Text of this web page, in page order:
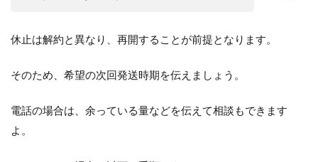
休止は解約と異なり、再開することが前提となります。
そのため、希望の次回発送時期を伝えましょう。
電話の場合は、余っている量などを伝えて相談もできます
よ。